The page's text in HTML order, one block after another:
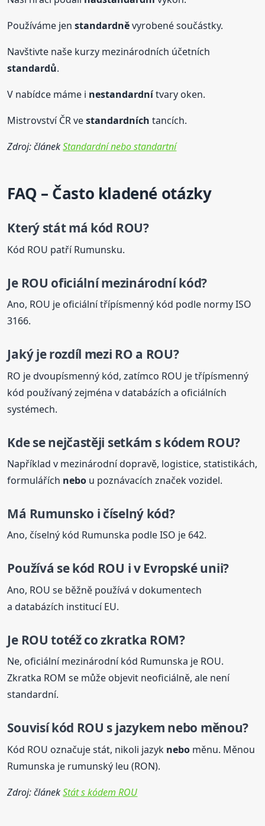
Používáme jenstandardněvyrobené součástky.
Navštivte naše kurzy mezinárodních účetních
standardů.
V nabídce máme i nestandardnítvary oken.
Mistrovství ČR vestandardníchtancích.
Zdroj: článekStandardní nebo standartní
FAQ – Často kladené otázky
Který stát má kód ROU?
Kód ROU patří Rumunsku.
Je ROU oficiální mezinárodní kód?
Ano, ROU je oficiální třípísmenný kód podle normy ISO
3166.
Jaký je rozdíl mezi RO a ROU?
RO je dvoupísmenný kód, zatímco ROU je třípísmenný
kód používaný zejména v databázích a oficiálních
systémech.
Kde se nejčastěji setkám s kódem ROU?
Například v mezinárodní dopravě, logistice, statistikách,
formulářích nebo u poznávacích značek vozidel.
Má Rumunsko i číselný kód?
Ano, číselný kód Rumunska podle ISO je 642.
Používá se kód ROU i v Evropské unii?
Ano, ROU se běžně používá v dokumentech
a databázích institucí EU.
Je ROU totéž co zkratka ROM?
Ne, oficiální mezinárodní kód Rumunska je ROU.
Zkratka ROM se může objevit neoficiálně, ale není
standardní.
Souvisí kód ROU s jazykem nebo měnou?
Kód ROU označuje stát, nikoli jazyk nebo měnu. Měnou
Rumunska je rumunský leu (RON).
Zdroj: článekStát s kódem ROU